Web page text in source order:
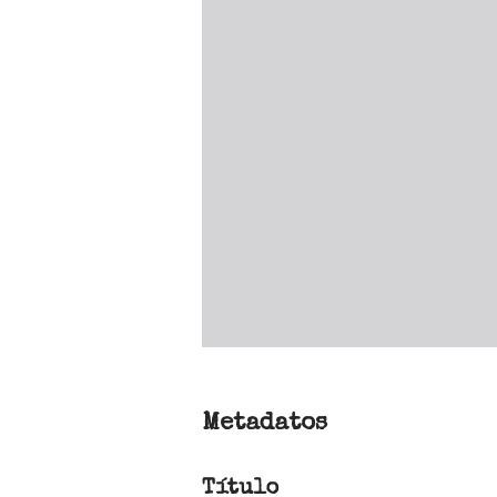
Metadatos
Título